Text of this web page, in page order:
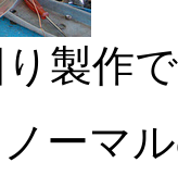
製作
ーマ